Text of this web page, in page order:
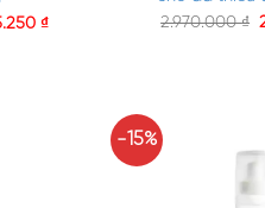
₫
2.970.000₫
-15%